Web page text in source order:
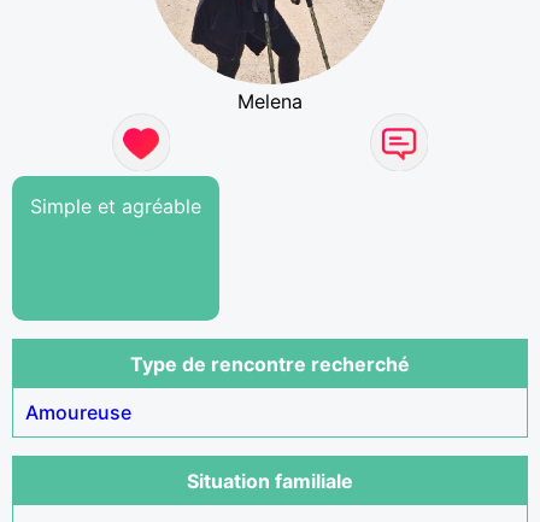
Melena
Simple et agréable
Type de rencontre recherché
Amoureuse
Situation familiale